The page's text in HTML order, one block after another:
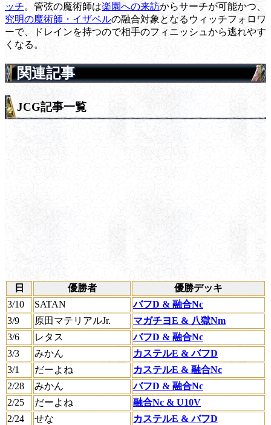
ッチ。管弦の魔術師は楽園への来訪からサーチが可能かつ、
究明の魔術師・イザベルの融合対象となるウィッチフォロワ
ーで、ドレインを持つので相手のフィニッシュから逃れやす
くなる。
関連記事
JCG記事一覧
日 優勝者
優勝デッキ
3/10
SATAN
バフD & 融合Nc
3/9
原田マテリアルJr.
マガチヨE & 八獄Nm
3/6
レタス
バフD & 融合Nc
3/3
みかん
カステルE & バフD
3/1
だーよね
カステルE & 融合Nc
2/28
みかん
バフD & 融合Nc
2/25
だーよね
融合Nc & U10V
2/24
せな
カステルE & バフD